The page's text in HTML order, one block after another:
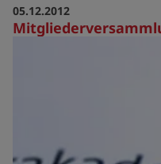
05.12.2012